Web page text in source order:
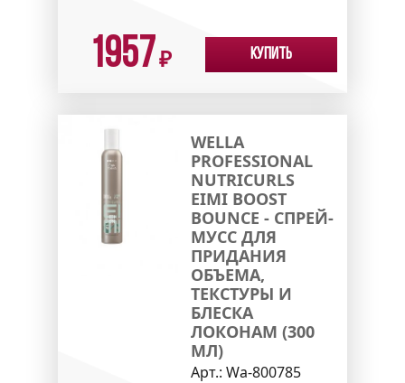
1957₽ Купить
WELLA
PROFESSIONAL
NUTRICURLS
EIMI BOOST
BOUNCE - СПРЕЙ-
МУСС ДЛЯ
ПРИДАНИЯ
ОБЪЕМА,
ТЕКСТУРЫ И
БЛЕСКА
ЛОКОНАМ (300
МЛ)
Арт.: Wa-800785